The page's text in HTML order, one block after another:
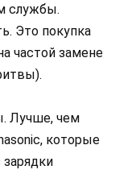
службы.
Это покупка
частой замене
Лучше, чем
которые